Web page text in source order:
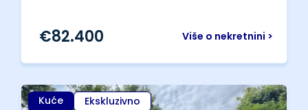
Više o nekretnini >
€82.400
Kuće Ekskluzivno